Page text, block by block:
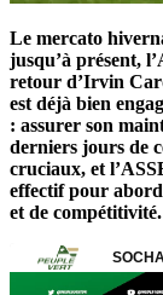
Le mercato
jusqu’à présent,
retour d’Irvin
est déjà bien
: assurer son
derniers jours de
cruciaux, et
effectif pour
et de compétitivité.